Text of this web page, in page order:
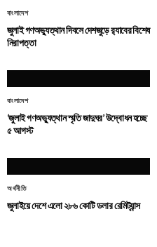
বাংলাদেশ
জুলাই গণঅভ্যুত্থান দিবসে দেশজুড়ে র‌্যাবের বিশেষ
নিরাপত্তা
বাংলাদেশ
‘জুলাই গণঅভ্যুত্থান স্মৃতি জাদুঘর’ উদ্বোধন হচ্ছে
৫ আগস্ট
অর্থনীতি
জুলাইয়ে দেশে এলো ২৮৬ কোটি ডলার রেমিট্যান্স